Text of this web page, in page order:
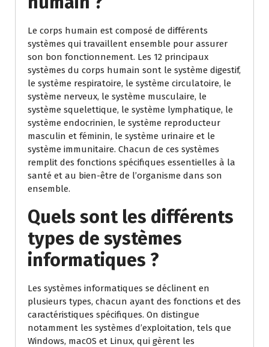
Le corps humain est composé de différents
systèmes qui travaillent ensemble pour assurer
son bon fonctionnement. Les 12 principaux
systèmes du corps humain sont le système digestif,
le système respiratoire, le système circulatoire, le
système nerveux, le système musculaire, le
système squelettique, le système lymphatique, le
système endocrinien, le système reproducteur
masculin et féminin, le système urinaire et le
système immunitaire. Chacun de ces systèmes
remplit des fonctions spécifiques essentielles à la
santé et au bien-être de l’organisme dans son
ensemble.
Quels sont les différents
types de systèmes
informatiques ?
Les systèmes informatiques se déclinent en
plusieurs types, chacun ayant des fonctions et des
caractéristiques spécifiques. On distingue
notamment les systèmes d’exploitation, tels que
Windows, macOS et Linux, qui gèrent les